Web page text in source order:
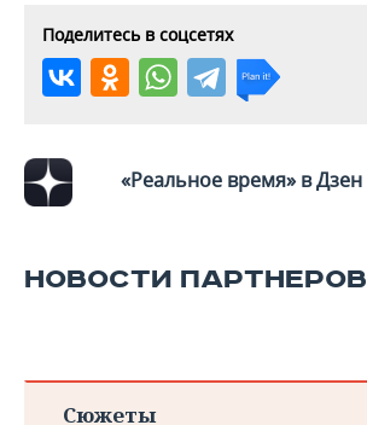
Поделитесь в соцсетях
«Реальное время» в Дзен
НОВОСТИ ПАРТНЕРОВ
Сюжеты